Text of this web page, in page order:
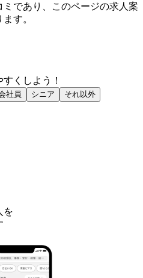
であり、このページの求人案
す。
くしよう！
社員 シニア
それ以外
を